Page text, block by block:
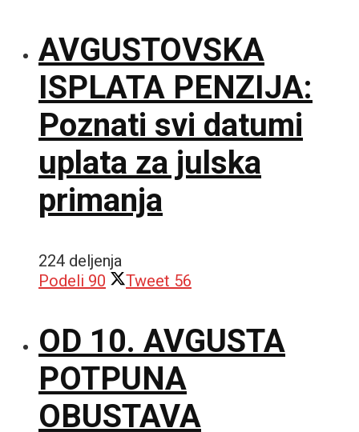
AVGUSTOVSKA
ISPLATA PENZIJA:
Poznati svi datumi
uplata za julska
primanja
224 deljenja
Podeli 90 Tweet 56
OD 10. AVGUSTA
POTPUNA
OBUSTAVA